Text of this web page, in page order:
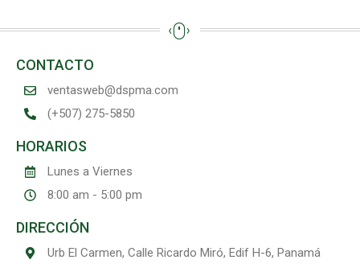
CONTACTO
ventasweb@dspma.com
(+507) 275-5850
HORARIOS
Lunes a Viernes
8:00 am - 5:00 pm
DIRECCIÓN
Urb El Carmen, Calle Ricardo Miró, Edif H-6, Panamá